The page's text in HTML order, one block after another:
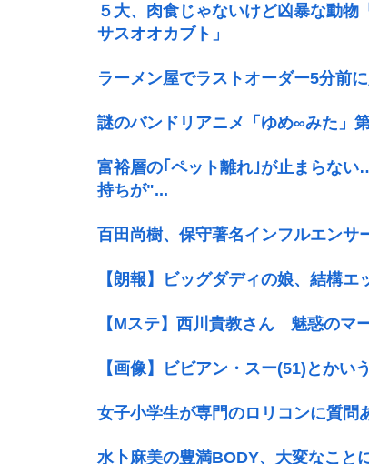
５大、肉食じゃないけど凶暴な動
サスオオカブト」
ラーメン屋でラストオーダー5分前
謎のバンドリアニメ「ゆめ∞みた」
富裕層の｢ペット離れ｣が止まらな
持ちが"...
百田尚樹、保守著名インフルエンサ
【朗報】ビッグダディの娘、結構エ
【Mステ】西川貴教さん 魅惑のマ
【画像】ビビアン・スー(51)とかい
女子小学生が専門のロリコンに質問
水卜麻美の豊満BODY、大変なこと